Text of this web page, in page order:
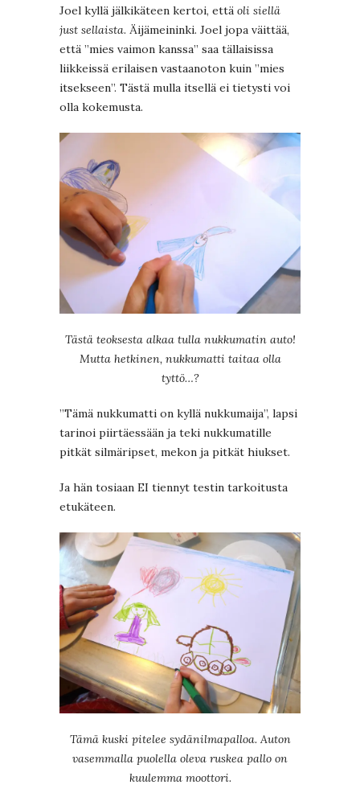
Joel kyllä jälkikäteen kertoi, että oli siellä
just sellaista. Äijämeininki. Joel jopa väittää,
että ”mies vaimon kanssa” saa tällaisissa
liikkeissä erilaisen vastaanoton kuin ”mies
itsekseen”. Tästä mulla itsellä ei tietysti voi
olla kokemusta.
Tästä teoksesta alkaa tulla nukkumatin auto!
Mutta hetkinen, nukkumatti taitaa olla
tyttö…?
”Tämä nukkumatti on kyllä nukkumaija”, lapsi
tarinoi piirtäessään ja teki nukkumatille
pitkät silmäripset, mekon ja pitkät hiukset.
Ja hän tosiaan EI tiennyt testin tarkoitusta
etukäteen.
Tämä kuski pitelee sydänilmapalloa. Auton
vasemmalla puolella oleva ruskea pallo on
kuulemma moottori.